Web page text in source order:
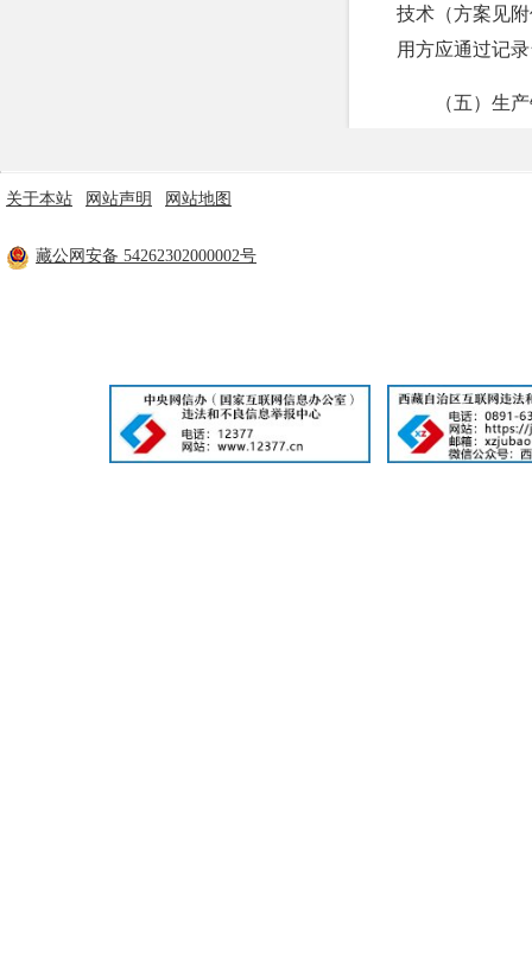
技术（方案见
用方应通过记
（五）生
（七）保
点工业产品质
同有关部门和
关于本站 网站声明
网站地图
藏公网安备 54262302000002号